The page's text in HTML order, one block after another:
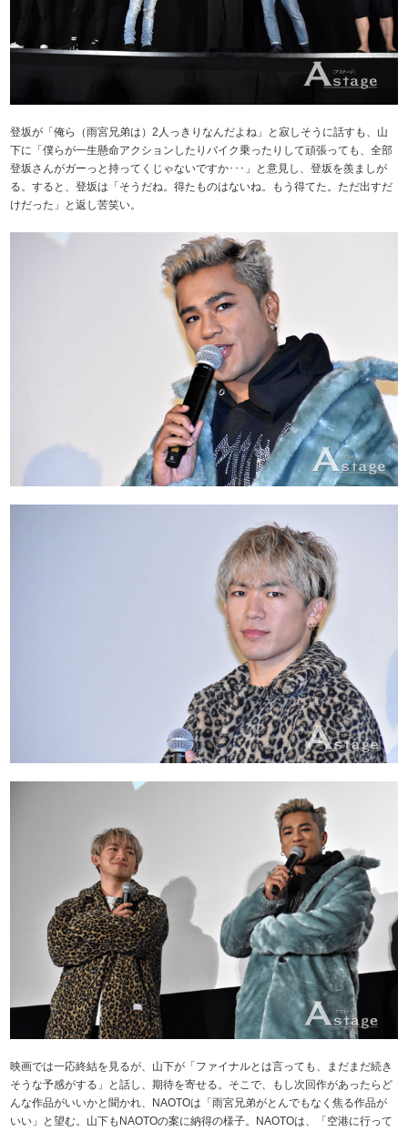
登坂が「俺ら（雨宮兄弟は）2人っきりなんだよね」と寂しそうに話すも、山
下に「僕らが一生懸命アクションしたりバイク乗ったりして頑張っても、全部
登坂さんがガーっと持ってくじゃないですか･･･」と意見し、登坂を羨ましが
る。すると、登坂は「そうだね。得たものはないね。もう得てた。ただ出すだ
けだった」と返し苦笑い。
映画では一応終結を見るが、山下が「ファイナルとは言っても、まだまだ続き
そうな予感がする」と話し、期待を寄せる。そこで、もし次回作があったらど
んな作品がいいかと聞かれ、NAOTOは「雨宮兄弟がとんでもなく焦る作品が
いい」と望む。山下もNAOTOの案に納得の様子。NAOTOは、「空港に行って